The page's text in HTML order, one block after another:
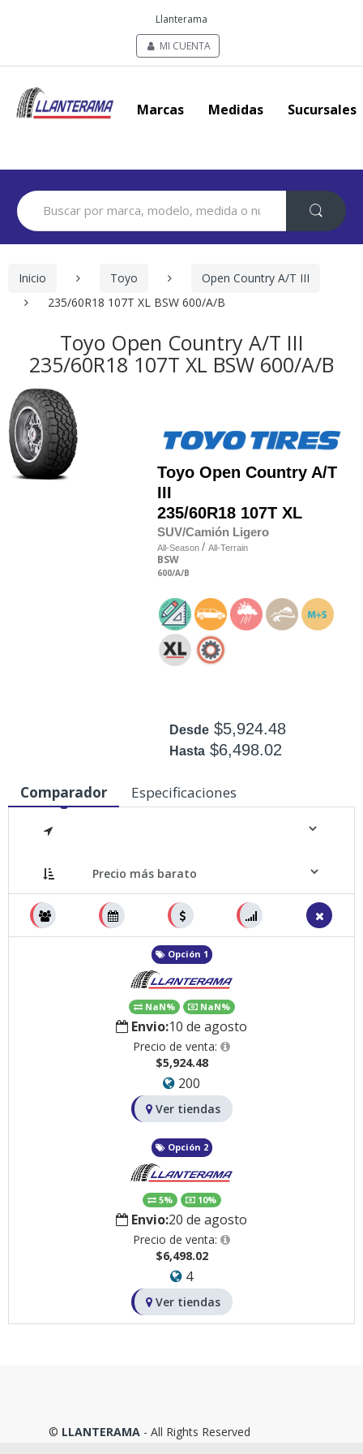
Llanterama
MI CUENTA
Marcas Medidas Sucursales
Search
for:
Inicio Toyo
Open Country A/T III
235/60R18 107T XL BSW 600/A/B
Toyo Open Country A/T III
235/60R18 107T XL BSW 600/A/B
Toyo Open Country A/T
III
235/60R18 107T XL
SUV/Camión Ligero
All-Season / All-Terrain
BSW
600/A/B
Desde $5,924.48
Hasta $6,498.02
Comparador Especificaciones
Opción 1
NaN% NaN%
Envio:10 de agosto
Precio de venta:
$5,924.48
200
Ver tiendas
Opción 2
5% 10%
Envio:20 de agosto
Precio de venta:
$6,498.02
4
Ver tiendas
© LLANTERAMA - All Rights Reserved